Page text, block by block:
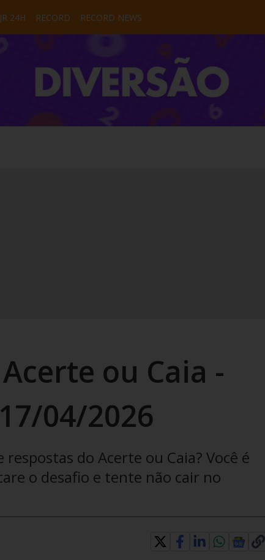
JR 24H RECORD RECORD NEWS
ou Caia -
04/2026
do Acerte ou Caia? Você é
o desafio e tente não cair no